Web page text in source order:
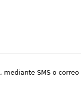
, mediante SMS o correo